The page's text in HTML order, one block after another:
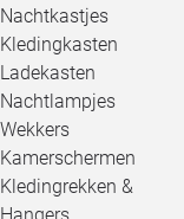
Nachtkastjes
Kledingkasten
Ladekasten
Nachtlampjes
Wekkers
Kamerschermen
Kledingrekken &